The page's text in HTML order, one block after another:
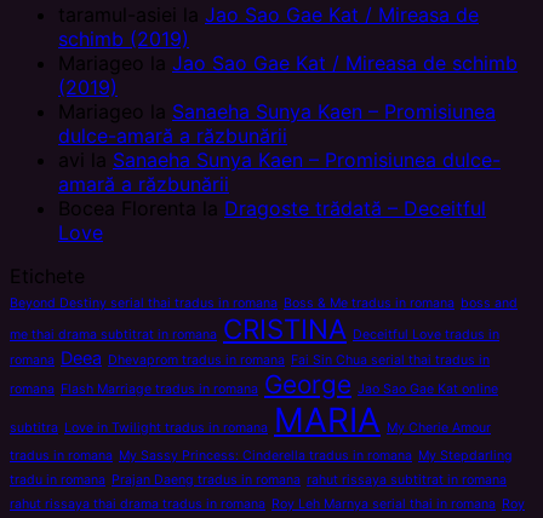
taramul-asiei
la Jao Sao Gae Kat / Mireasa de
schimb (2019)
Mariageo la Jao Sao Gae Kat / Mireasa de schimb
(2019)
Mariageo la Sanaeha Sunya Kaen – Promisiunea
dulce-amară a răzbunării
avi
la Sanaeha Sunya Kaen – Promisiunea dulce-
amară a răzbunării
Bocea Florenta la Dragoste trădată – Deceitful
Love
Etichete
Beyond Destiny serial thai tradus in romana Boss & Me tradus in romana boss and
me thai drama subtitrat in romana CRISTINA Deceitful Love tradus in
romana Deea Dhevaprom tradus in romana Fai Sin Chua serial thai tradus in
romana Flash Marriage tradus in romana George Jao Sao Gae Kat online
subtitra Love in Twilight tradus in romana MARIA My Cherie Amour
tradus in romana My Sassy Princess: Cinderella tradus in romana My Stepdarling
tradu in romana Prajan Daeng tradus in romana rahut rissaya subtitrat in romana
rahut rissaya thai drama tradus in romana Roy Leh Marnya serial thai in romana Roy